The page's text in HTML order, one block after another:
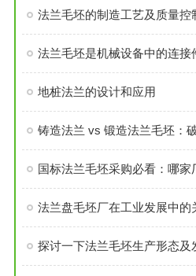
法兰毛坯的制造工艺及质量控
法兰毛坯是机械设备中的连接
地桩法兰的设计和应用
铸造法兰 vs 锻造法兰毛坯：
法兰盘毛坯厂在工业发展中的
探讨一下法兰毛坯生产形态及